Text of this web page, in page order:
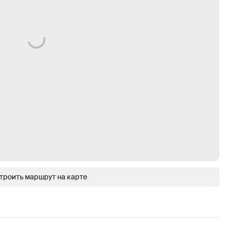
маршрут на карте